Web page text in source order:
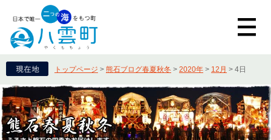
トップページ > 熊石ブログ春夏秋冬 > 2020年 > 12月 > 4日